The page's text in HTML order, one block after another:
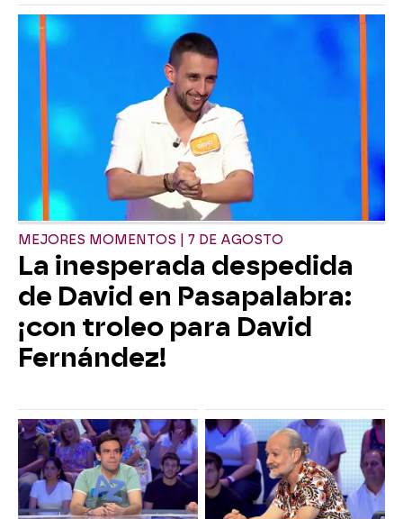
MEJORES MOMENTOS | 7 DE AGOSTO
La inesperada despedida
de David en Pasapalabra:
¡con troleo para David
Fernández!